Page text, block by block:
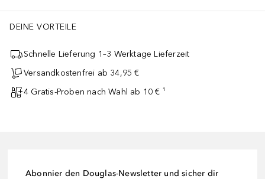
DEINE VORTEILE
Schnelle Lieferung 1–3 Werktage Lieferzeit
Versandkostenfrei ab 34,95 €
4 Gratis-Proben nach Wahl ab 10 € ¹
Abonnier den Douglas-Newsletter und sicher dir